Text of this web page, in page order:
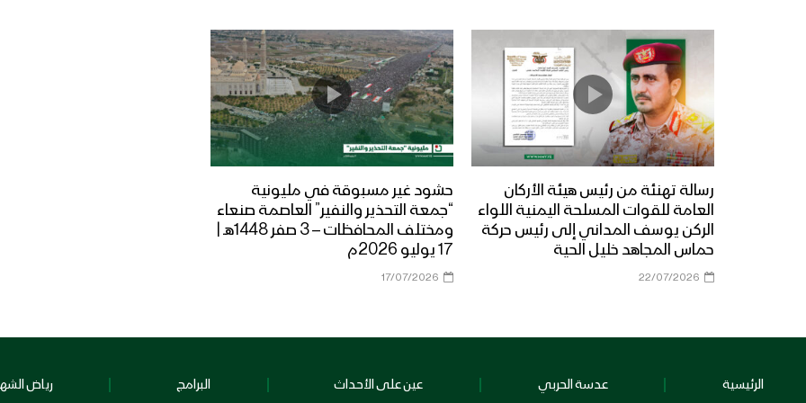
رسالة تهنئة من رئيس هيئة الأركان
العامة للقوات المسلحة اليمنية اللواء
الركن يوسف المداني إلى رئيس حركة
حماس المجاهد خليل الحية
22/07/2026
حشود غير مسبوقة في مليونية
“جمعة التحذير والنفير” العاصمة صنعاء
ومختلف المحافظات – 3 صفر 1448هـ |
17 يوليو 2026م
17/07/2026
الرئيسية عدسة الحربي عين على الأحداث البرامج رياض